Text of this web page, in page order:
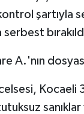
şartıyla
A.'nın